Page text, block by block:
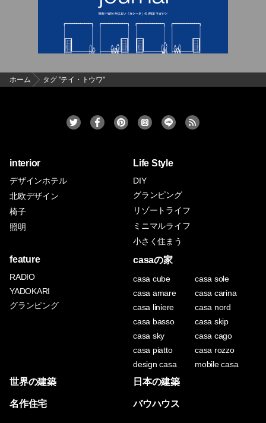
ホーム タグ "テイ・トウワ"
interior
デザインホテル
北欧デザイン
椅子
照明
Life Style
DIY
グランピング
リゾートライフ
ミニマルライフ
小さく住まう
feature
RADIO
YADOKARI
グランピング
casaの家
casa cube
casa sole
casa amare
casa carina
casa liniere
casa nord
casa basso
casa skip
casa sky
casa cago
casa piatto
casa rozzo
design casa
mobile casa
世界の建築 日本の建築
名作住宅 バウハウス